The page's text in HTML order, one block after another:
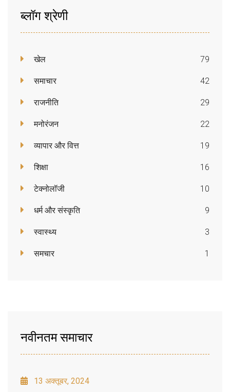
ब्लॉग श्रेणी
खेल 79
समाचार 42
राजनीति 29
मनोरंजन 22
व्यापार और वित्त 19
शिक्षा 16
टेक्नोलॉजी 10
धर्म और संस्कृति 9
स्वास्थ्य 3
समचार 1
नवीनतम समाचार
13 अक्तूबर, 2024